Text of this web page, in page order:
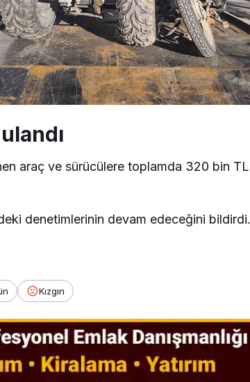
araç ve sürücülere toplamda 320 bin TL
denetimlerinin devam edeceğini bildirdi.
Kızgın